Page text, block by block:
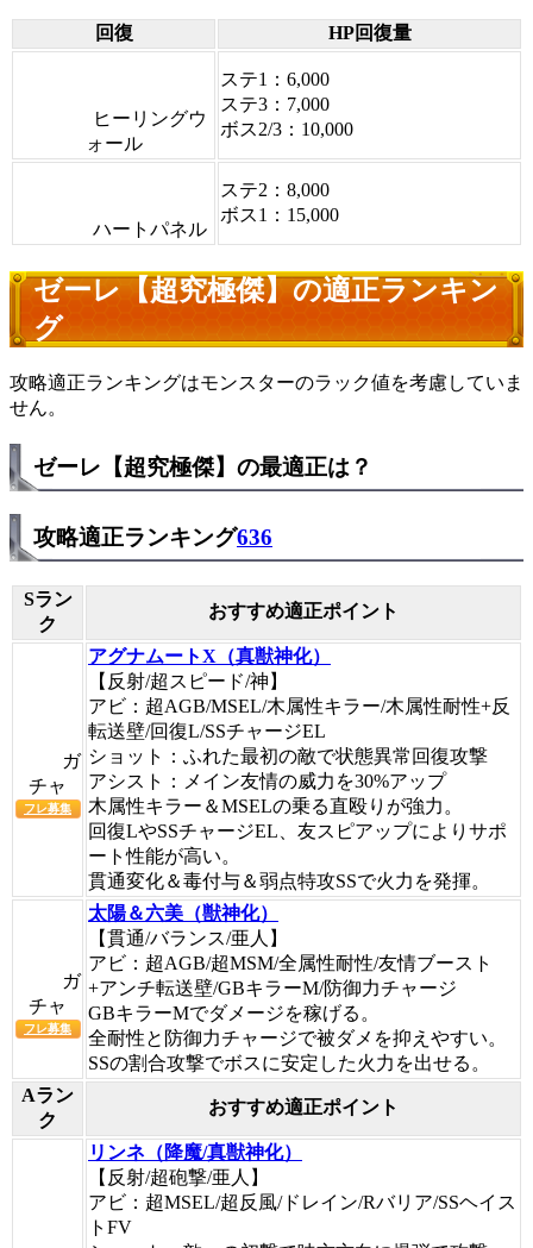
回復 HP回復量
ヒーリングウ
ォール
ステ1：6,000
ステ3：7,000
ボス2/3：10,000
ハートパネル
ステ2：8,000
ボス1：15,000
ゼーレ【超究極傑】の適正ランキン
グ
攻略適正ランキングはモンスターのラック値を考慮していま
せん。
ゼーレ【超究極傑】の最適正は？
攻略適正ランキング636
Sラン
ク
おすすめ適正ポイント
ガ
チャ
フレ募集
アグナムートX（真獣神化）
【反射/超スピード/神】
アビ：超AGB/MSEL/木属性キラー/木属性耐性+反
転送壁/回復L/SSチャージEL
ショット：ふれた最初の敵で状態異常回復攻撃
アシスト：メイン友情の威力を30%アップ
木属性キラー＆MSELの乗る直殴りが強力。
回復LやSSチャージEL、友スピアップによりサポ
ート性能が高い。
貫通変化＆毒付与＆弱点特攻SSで火力を発揮。
ガ
チャ
フレ募集
太陽＆六美（獣神化）
【貫通/バランス/亜人】
アビ：超AGB/超MSM/全属性耐性/友情ブースト
+アンチ転送壁/GBキラーM/防御力チャージ
GBキラーMでダメージを稼げる。
全耐性と防御力チャージで被ダメを抑えやすい。
SSの割合攻撃でボスに安定した火力を出せる。
Aラン
ク
おすすめ適正ポイント
リンネ（降魔/真獣神化）
【反射/超砲撃/亜人】
アビ：超MSEL/超反風/ドレイン/Rバリア/SSヘイス
トFV